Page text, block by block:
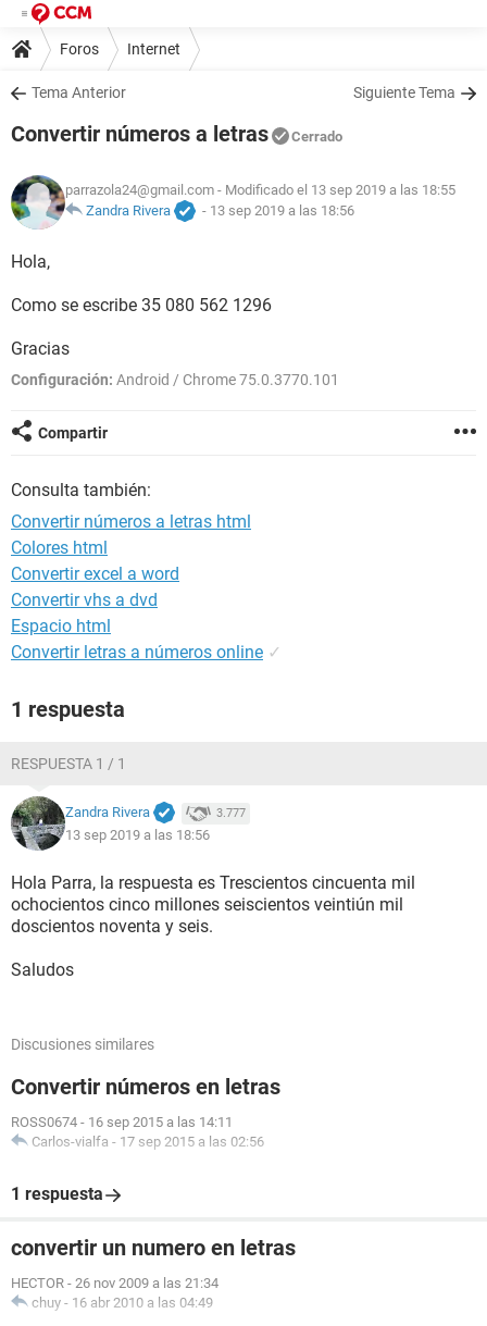
Foros Internet
Tema Anterior Siguiente Tema
Convertir números a letras Cerrado
parrazola24@gmail.com - Modificado el 13 sep 2019 a las 18:55
Zandra Rivera
- 13 sep 2019 a las 18:56
Hola,
Como se escribe 35 080 562 1296
Gracias
Configuración: Android / Chrome 75.0.3770.101
Compartir
Consulta también:
Convertir números a letras html
Colores html
Convertir excel a word
Convertir vhs a dvd
Espacio html
Convertir letras a números online ✓
1 respuesta
RESPUESTA 1 / 1
Zandra Rivera 3.777
13 sep 2019 a las 18:56
Hola Parra, la respuesta es Trescientos cincuenta mil
ochocientos cinco millones seiscientos veintiún mil
doscientos noventa y seis.
Saludos
Discusiones similares
Convertir números en letras
ROSS0674 - 16 sep 2015 a las 14:11
Carlos-vialfa - 17 sep 2015 a las 02:56
1 respuesta
convertir un numero en letras
HECTOR - 26 nov 2009 a las 21:34
chuy - 16 abr 2010 a las 04:49